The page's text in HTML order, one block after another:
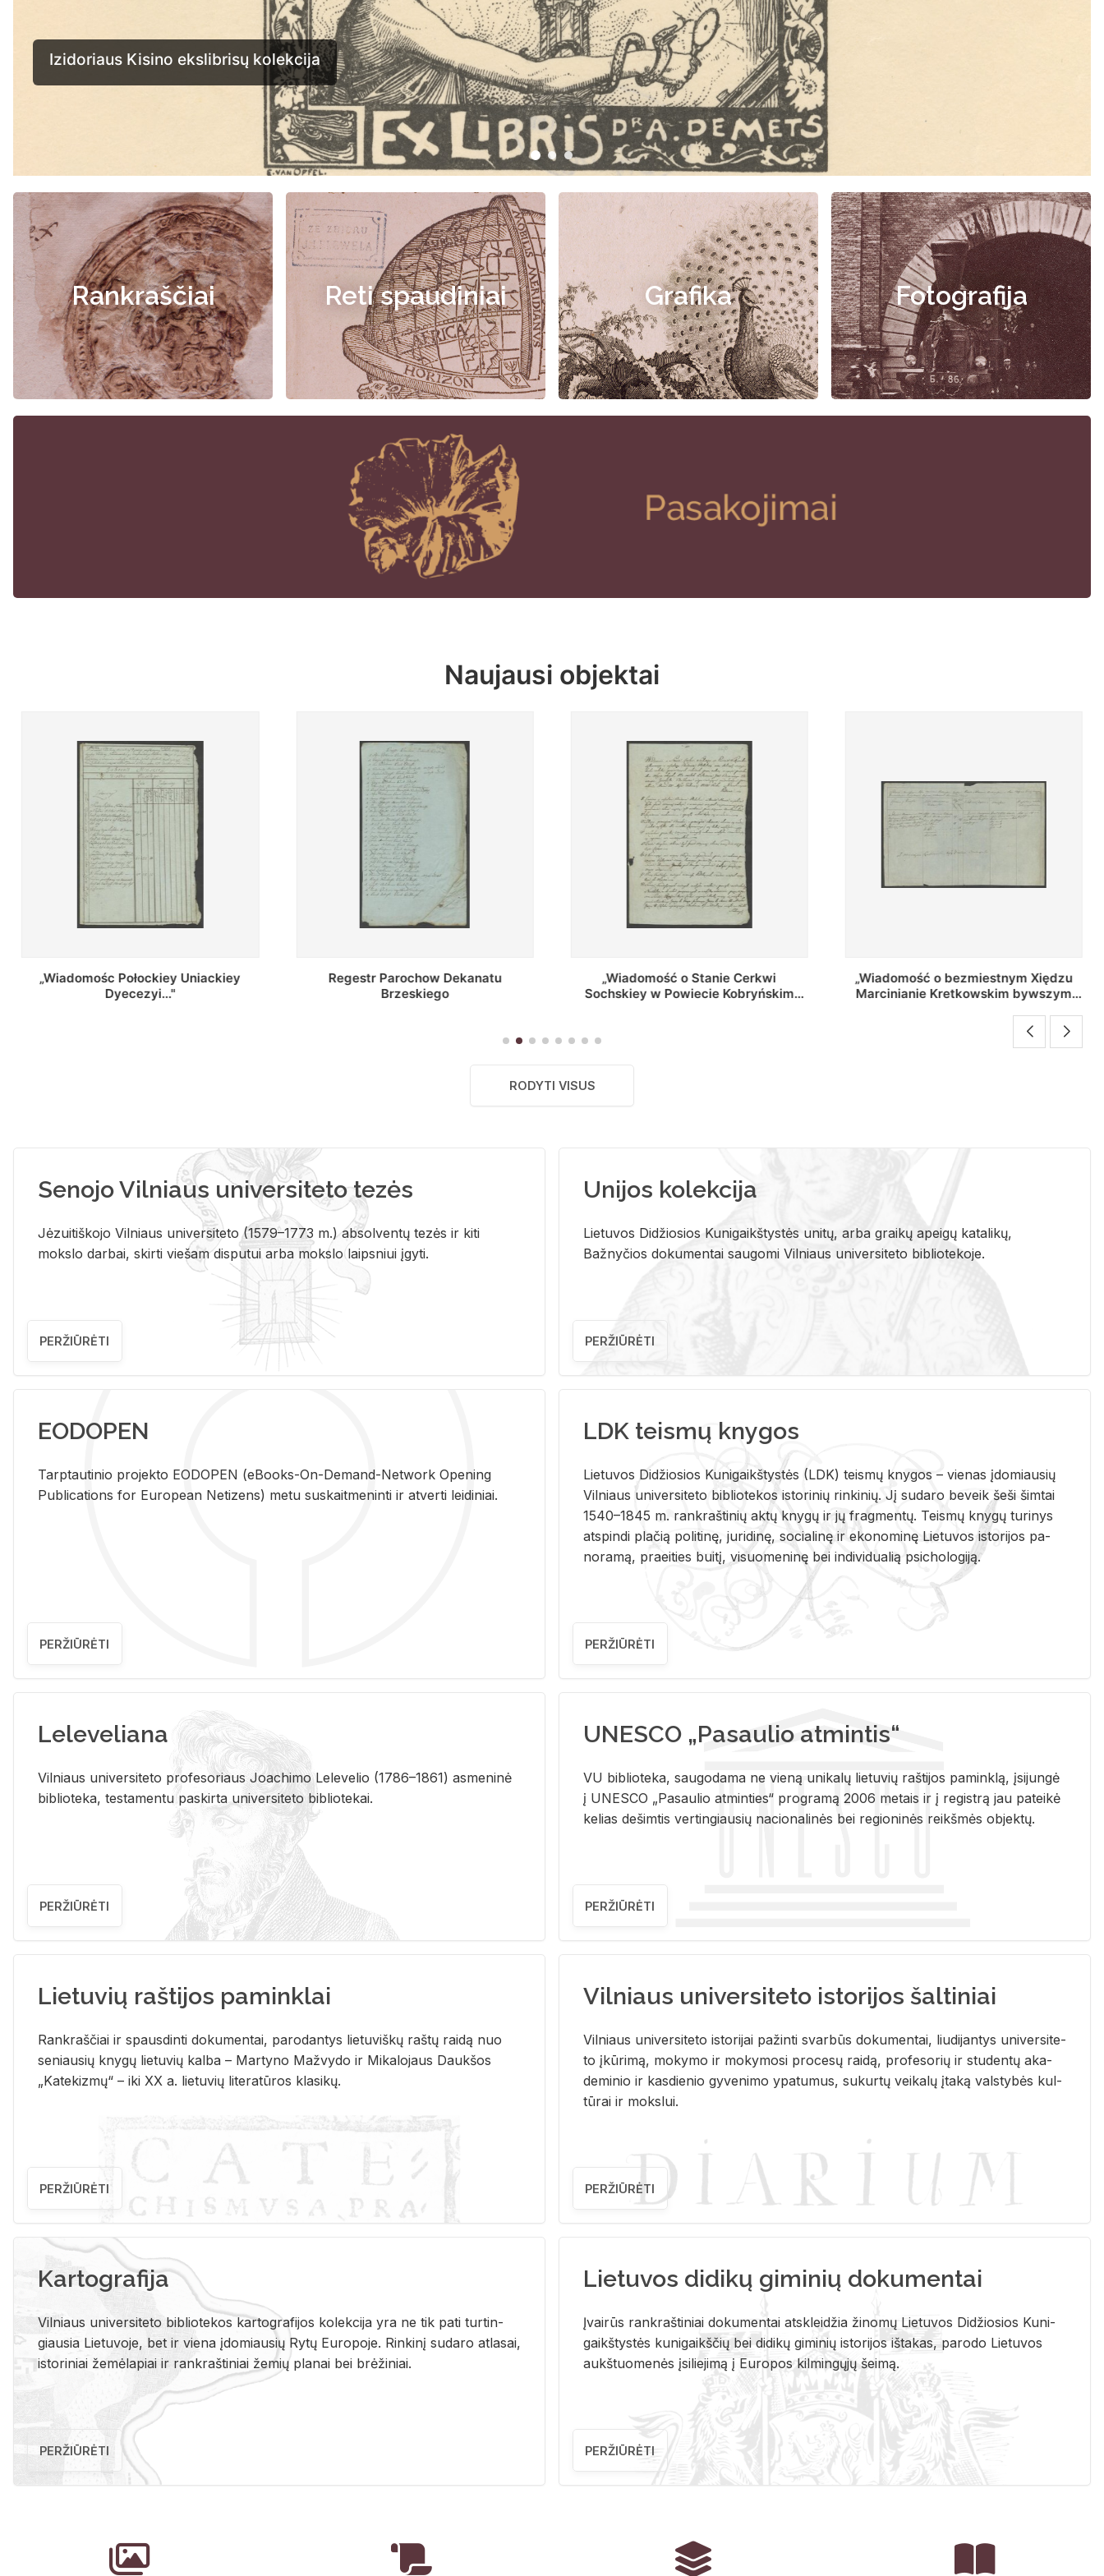
Rankraščiai Reti spaudiniai Grafika Fotografija
Naujausi objektai
Regestr Parochow Dekanatu
Brzeskiego
„Wiadomość o Stanie Cerkwi
Sochskiey w Powiecie Kobryńskim
„Wiadomość o bezmiestnym Xiędzu
Marcinianie Kretkowskim bywszym
Ὡ γεόργιος τοῦ γεοργίου ὁμολογῶ :
[atleidimas nuo skolų]
RODYTI VISUS
Senojo Vilniaus universiteto tezės
Jėzuitiškojo Vilniaus universiteto (1579–1773 m.) absolventų tezės ir kiti
mokslo darbai, skirti viešam disputui arba mokslo laipsniui įgyti.
PERŽIŪRĖTI
Unijos kolekcija
Lietuvos Didžiosios Kunigaikštystės unitų, arba graikų apeigų katalikų,
Bažnyčios dokumentai saugomi Vilniaus universiteto bibliotekoje.
PERŽIŪRĖTI
EODOPEN
Tarp­tau­ti­nio pro­jek­to EO­DO­PEN (eBo­oks-On-De­mand-Ne­twork Ope­ning
Pub­li­ca­tions for Eu­ro­pe­an Ne­ti­zens) metu su­skait­me­nin­ti ir at­ver­ti lei­di­niai.
PERŽIŪRĖTI
LDK teismų knygos
Lie­tu­vos Di­džio­sios Ku­ni­gaikš­tys­tės (LDK) teis­mų kny­gos – vie­nas įdo­miau­sių
Vil­niaus uni­ver­si­te­to bi­b­lio­te­kos is­to­ri­nių rin­ki­nių. Jį su­da­ro be­veik šeši šim­tai
1540–1845 m. rank­raš­ti­nių aktų kny­gų ir jų frag­men­tų. Teis­mų kny­gų tu­ri­nys
at­spin­di pla­čią po­li­ti­nę, ju­ri­di­nę, so­cia­li­nę ir eko­no­mi­nę Lie­tu­vos is­to­ri­jos pa­
no­ra­mą, pra­ei­ties bui­tį, vi­suo­me­ni­nę bei in­di­vi­dua­lią psi­cho­lo­gi­ją.
PERŽIŪRĖTI
Leleveliana
Vil­niaus uni­ver­si­te­to pro­fe­so­riaus Jo­a­chi­mo Le­le­ve­lio (1786–1861) as­me­ni­nė
bi­b­lio­te­ka, te­sta­men­tu pa­skir­ta uni­ver­si­te­to bi­b­lio­te­kai.
PERŽIŪRĖTI
UNESCO „Pasaulio atmintis“
VU biblioteka, saugodama ne vieną unikalų lietuvių raštijos paminklą, įsijungė
į UNESCO „Pasaulio atminties“ programą 2006 metais ir į registrą jau pateikė
kelias dešimtis vertingiausių nacionalinės bei regioninės reikšmės objektų.
PERŽIŪRĖTI
Lietuvių raštijos paminklai
Rank­raš­čiai ir spaus­din­ti do­ku­men­tai, pa­ro­dan­tys lie­tu­viš­kų raš­tų rai­dą nuo
se­niau­sių kny­gų lie­tu­vių kal­ba – Mar­ty­no Ma­žvy­do ir Mi­ka­lo­jaus Dauk­šos
„Ka­te­kiz­mų“ – iki XX a. lie­tu­vių li­te­ra­tū­ros kla­si­kų.
PERŽIŪRĖTI
Vilniaus universiteto istorijos šaltiniai
Vil­niaus uni­ver­si­te­to is­to­ri­jai pa­žin­ti svar­būs do­ku­men­tai, liu­di­jan­tys uni­ver­si­te­
to įkū­ri­mą, mo­ky­mo ir mo­ky­mo­si pro­ce­sų rai­dą, pro­fe­so­rių ir stu­den­tų aka­
de­mi­nio ir kas­die­nio gy­ve­ni­mo ypa­tu­mus, su­kur­tų vei­ka­lų įta­ką vals­ty­bės kul­
tū­rai ir moks­lui.
PERŽIŪRĖTI
Kartografija
Vil­niaus uni­ver­si­te­to bi­b­lio­te­kos kar­to­gra­fi­jos ko­lek­ci­ja yra ne tik pati tur­tin­
giau­sia Lie­tu­vo­je, bet ir vie­na įdo­miau­sių Rytų Eu­ro­po­je. Rin­ki­nį su­da­ro at­la­sai,
is­to­ri­niai že­mė­la­piai ir rank­raš­ti­niai že­mių pla­nai bei brė­ži­niai.
PERŽIŪRĖTI
Lietuvos didikų giminių dokumentai
Įvai­rūs rank­raš­ti­niai do­ku­men­tai at­sklei­džia ži­no­mų Lie­tu­vos Di­džio­sios Ku­ni­
gaikš­tys­tės ku­ni­gaikš­čių bei di­di­kų gi­mi­nių is­to­ri­jos iš­ta­kas, pa­ro­do Lie­tu­vos
aukš­tuo­me­nės įsi­lie­ji­mą į Eu­ro­pos kil­min­gų­jų šei­mą.
PERŽIŪRĖTI